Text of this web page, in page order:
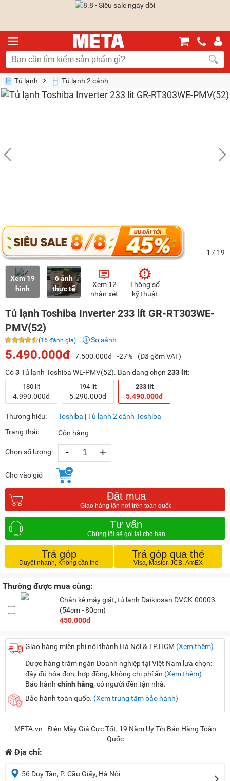
Tủ lạnh Tủ lạnh 2 cánh
1 / 19
Xem 19
hình
6 ảnh
thực tế
Xem 12
nhận xét
Thông số
kỹ thuật
Tủ lạnh Toshiba Inverter 233 lít GR-RT303WE-
PMV(52)
(16 đánh giá) So sánh
5.490.000đ 7.500.000đ -27%
(Đã gồm VAT)
Có3Tủ lạnh Toshiba WE-PMV(52). Bạn đang chọn 233 lít:
180 lít
4.990.000đ
194 lít
5.290.000đ
233 lít
5.490.000đ
Thương hiệu: Toshiba |Tủ lạnh 2 cánh Toshiba
Trạng thái:
Còn hàng
Chọn số lượng: - +
Cho vào giỏ
Đặt mua
Tư vấn
Trả góp Trả góp qua thẻ
Thường được mua cùng:
Chân kê máy giặt, tủ lạnh Daikiosan DVCK-00003
(54cm - 80cm)
450.000đ
Giao hàng miễn phí nội thành Hà Nội & TP.HCM (Xem thêm)
Được hàng trăm ngàn Doanh nghiệp tại Việt Nam lựa chọn:
đầy đủ hóa đơn, hợp đồng, không chi phí ẩn (Xem thêm)
Bảo hành chính hãng, có người đến tận nhà.
Bảo hành toàn quốc. (Xem trung tâm bảo hành)
META.vn - Điện Máy Giá Cực Tốt, 19 Năm Uy Tín Bán Hàng Toàn
Quốc
Địa chỉ:
56 Duy Tân, P. Cầu Giấy, Hà Nội